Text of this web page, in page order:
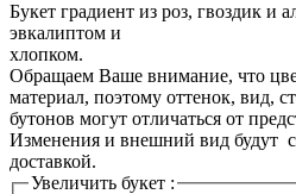
Букет градиент из роз, гвоздик и
эвкалиптом и
Обращаем Ваше внимание, что
материал, поэтому оттенок, вид,
бутонов могут отличаться от
Изменения и внешний вид будут
доставкой.
Увеличить букет :